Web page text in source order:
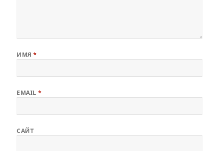
ИМЯ*
EMAIL*
САЙТ